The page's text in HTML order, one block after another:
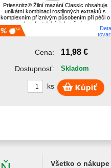
Priessnitz® Žilní mazání Classic obsahuje
unikátní kombinaci rostlinných extraktů s
komplexním příznivým působením při péči o
komfort dolních končetin.
Cena: 11,98 €
Dostupnosť: Skladom
ks
Všetko o nákupe